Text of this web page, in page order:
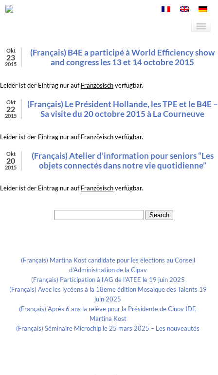
Okt
23
2015
(Français) B4E a participé à World Efficiency show
and congress les 13 et 14 octobre 2015
Leider ist der Eintrag nur aufFranzösischverfügbar.
Okt
22
2015
(Français) Le Président Hollande, les TPE et le B4E –
Sa visite du 20 octobre 2015 à La Courneuve
Leider ist der Eintrag nur aufFranzösischverfügbar.
Okt
20
2015
(Français) Atelier d’information pour seniors “Les
objets connectés dans notre vie quotidienne”
Leider ist der Eintrag nur aufFranzösischverfügbar.
(Français) Martina Kost candidate pour les élections au Conseil
d’Administration de la Cipav
(Français) Participation à l’AG de l’ATEE le 19 juin 2025
(Français) Avec les lycéens à la 18eme édition Mosaïque des Talents 19
juin 2025
(Français) Après 6 ans la relève pour la Présidente de Cinov IDF,
Martina Kost
(Français) Séminaire Microchip le 25 mars 2025 – Les nouveautés